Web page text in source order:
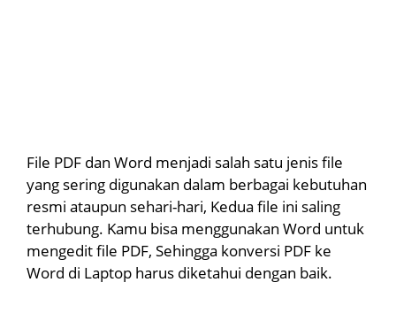
File PDF dan Word menjadi salah satu jenis file
yang sering digunakan dalam berbagai kebutuhan
resmi ataupun sehari-hari, Kedua file ini saling
terhubung. Kamu bisa menggunakan Word untuk
mengedit file PDF, Sehingga konversi PDF ke
Word di Laptop harus diketahui dengan baik.